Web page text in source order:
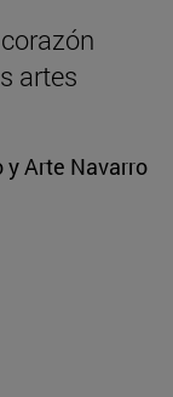
artes
Arte Navarro